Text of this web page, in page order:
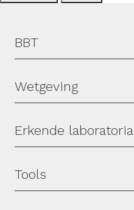
Hoofdmenu
BBT
Wetgeving
Erkende laboratoria
Tools